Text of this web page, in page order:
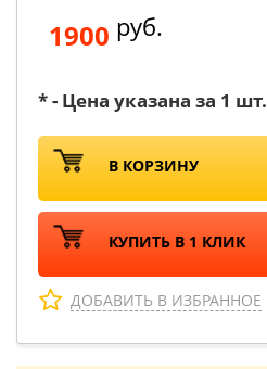
1900 руб.
* - Цена указана за 1 шт.
В КОРЗИНУ
КУПИТЬ В 1 КЛИК
ДОБАВИТЬ В ИЗБРАННОЕ